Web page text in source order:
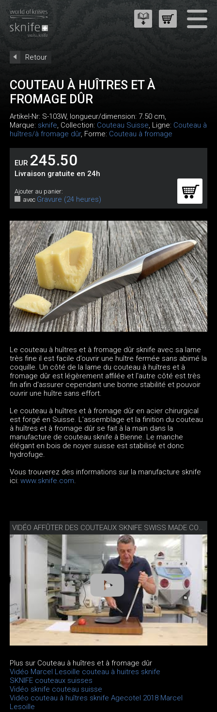
Retour
COUTEAU À HUÎTRES ET À
FROMAGE DÛR
Artikel-Nr: S-103W, longueur/dimension: 7.50 cm,
Marque: sknife, Collection: Couteau Suisse, Ligne: Couteau à
huîtres/à fromage dûr, Forme: Couteau à fromage
EUR 245.50
Livraison gratuite en 24h
Ajouter au panier:
avec Gravure (24 heures)
Le couteau à huîtres et à fromage dûr sknife avec sa lame
très fine il est facile d’ouvrir une huître fermée sans abimé la
coquille. Un côté de la lame du couteau à huîtres et à
fromage dûr est légèrement affilée et l'autre côté est très
fin afin d'assurer cependant une bonne stabilité et pouvoir
ouvrir une huître sans effort.
Le couteau à huîtres et à fromage dûr en acier chirurgical
est forgé en Suisse. L’assemblage et la finition du couteau
à huîtres et à fromage dûr se fait à la main dans la
manufacture de couteau sknife à Bienne. Le manche
élégant en bois de noyer suisse est stabilisé et donc
hydrofuge.
Vous trouverez des informations sur la manufacture sknife
ici: www.sknife.com.
Plus sur Couteau à huîtres et à fromage dûr
Vidéo Marcel Lesoille couteau à huitres sknife
SKNIFE couteaux suisses
Vidéo sknife couteau suisse
Vidéo couteau à huîtres sknife Agecotel 2018 Marcel
Lesoille